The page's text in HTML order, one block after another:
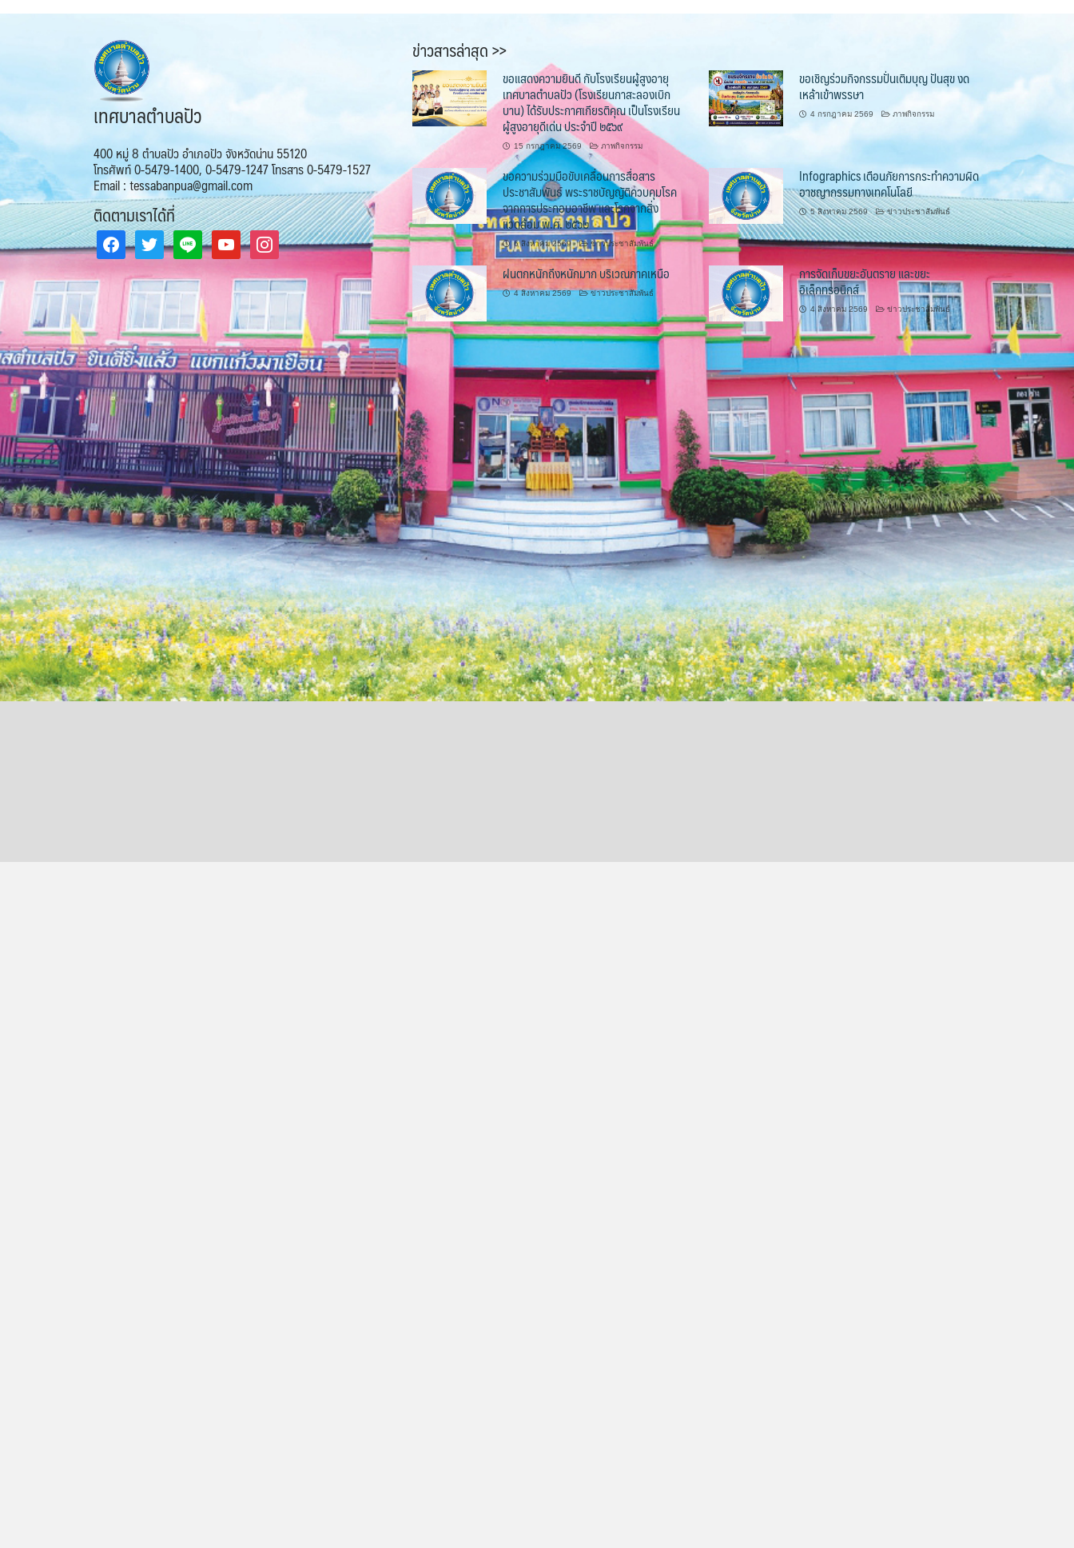
เทศบาลตำบลปัว
400 หมู่ 8 ตำบลปัว อำเภอปัว จังหวัดน่าน 55120
โทรศัพท์ 0-5479-1400, 0-5479-1247 โทรสาร 0-5479-1527
Email : tessabanpua@gmail.com
ติดตามเราได้ที่
facebooktwitter line youtubeinstagram
ข่าวสารล่าสุด >>
ขอแสดงความยินดี กับโรงเรียนผู้สูงอายุ
เทศบาลตำบลปัว (โรงเรียนกาสะลองเบิก
บาน) ได้รับประกาศเกียรติคุณ เป็นโรงเรียน
ผู้สูงอายุดีเด่น ประจำปี ๒๕๖๙
15 กรกฎาคม 2569 ภาพกิจกรรม
ขอเชิญร่วมกิจกรรมปั่นเติมบุญ ปันสุข งด
เหล้าเข้าพรรษา
4 กรกฎาคม 2569 ภาพกิจกรรม
ขอความร่วมมือขับเคลื่อนการสื่อสาร
ประชาสัมพันธ์ พระราชบัญญัติควบคุมโรค
จากการประกอบอาชีพ และโรคจากสิ่ง
แวดล้อม พ.ศ. ๒๕๖๒
6 สิงหาคม 2569 ข่าวประชาสัมพันธ์
Infographics เตือนภัยการกระทำความผิด
อาชญากรรมทางเทคโนโลยี
5 สิงหาคม 2569 ข่าวประชาสัมพันธ์
ฝนตกหนักถึงหนักมาก บริเวณภาคเหนือ
4 สิงหาคม 2569 ข่าวประชาสัมพันธ์
การจัดเก็บขยะอันตราย และขยะ
อิเล็กทรอนิกส์
4 สิงหาคม 2569 ข่าวประชาสัมพันธ์